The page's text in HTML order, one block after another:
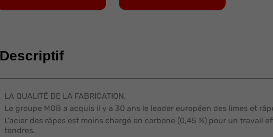
Descriptif
LA QUALITÉ DE LA FABRICATION.
Le groupe MOB a acquis il y a 30 ans le leader européen des limes et
L'acier des râpes est moins chargé en carbone (0,45 %) pour un travail
tendres.